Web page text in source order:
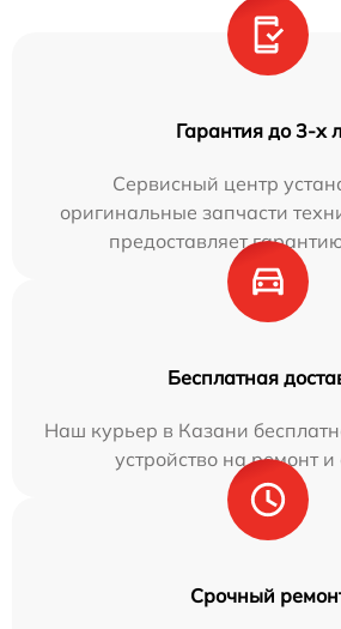
Гарантия до 3-х
Сервисный центр
оригинальные запчасти
предоставляет
Бесплатная
Наш курьер в Казани
устройство на ремонт и
Срочный